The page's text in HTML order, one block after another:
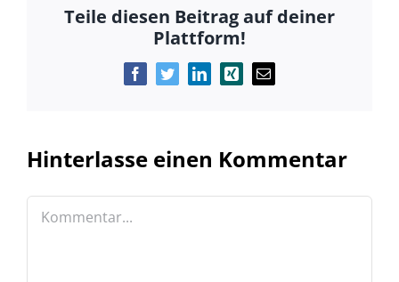
Teile diesen Beitrag auf deiner
Plattform!
FacebookTwitterLinkedInXing E-
Hinterlasse einen Kommentar
Kommentar